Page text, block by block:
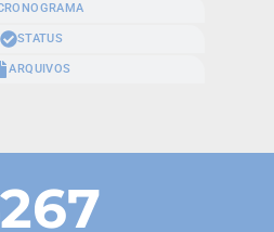
STATUS
ARQUIVOS